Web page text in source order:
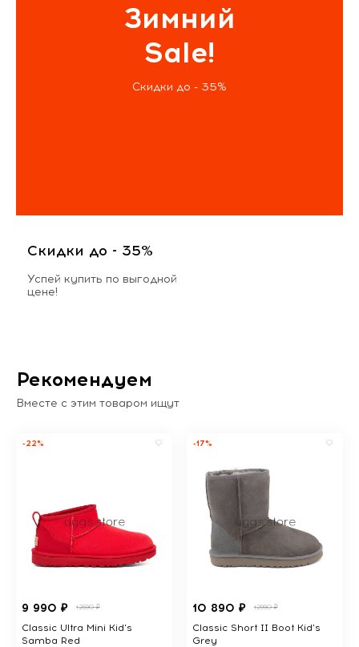
Зимний
Sale!
Скидки до - 35%
Скидки до - 35%
Успей купить по выгодной
цене!
Рекомендуем
Вместе с этим товаром ищут
-22%
9 990 ₽ 12690 ₽
Classic Ultra Mini Kid's
Samba Red
-17%
10 890 ₽ 12990 ₽
Classic Short II Boot Kid's
Grey